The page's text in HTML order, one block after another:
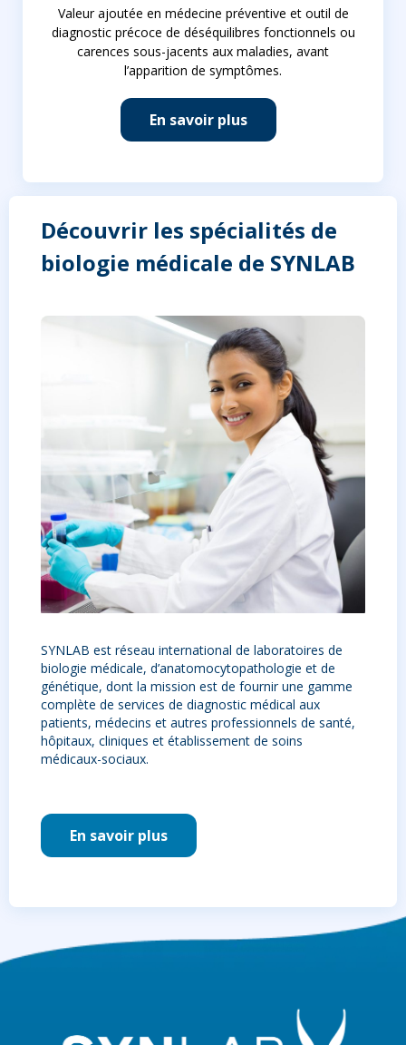
Valeur ajoutée en médecine préventive et outil de
diagnostic précoce de déséquilibres fonctionnels ou
carences sous-jacents aux maladies, avant
l’apparition de symptômes.
En savoir plus
Découvrir les spécialités de
biologie médicale de SYNLAB
SYNLAB est réseau international de laboratoires de
biologie médicale, d’anatomocytopathologie et de
génétique, dont la mission est de fournir une gamme
complète de services de diagnostic médical aux
patients, médecins et autres professionnels de santé,
hôpitaux, cliniques et établissement de soins
médicaux-sociaux.
En savoir plus